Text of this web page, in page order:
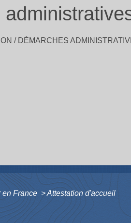
/ DÉMARCHES
en France >Attestation d'accueil